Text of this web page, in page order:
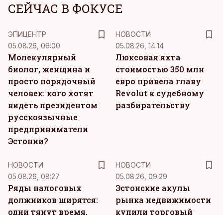
СЕЙЧАС В ФОКУСЕ
ЭПИЦЕНТР
05.08.26, 06:00
Молекулярный
биолог, женщина и
просто порядочный
человек: кого хотят
видеть президентом
русскоязычные
предприниматели
Эстонии?
НОВОСТИ
05.08.26, 14:14
Люксовая яхта
стоимостью 350 млн
евро привела главу
Revolut к судебному
разбирательству
НОВОСТИ
05.08.26, 08:27
Ряды налоговых
должников ширятся:
одни тянут время,
НОВОСТИ
05.08.26, 09:29
Эстонские акулы
рынка недвижимости
купили торговый